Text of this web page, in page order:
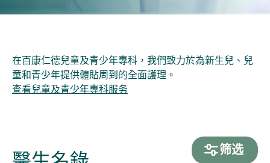
在百康仁德兒童及青少年專科，我們致力於為新生兒、兒
童和青少年提供體貼周到的全面護理。
查看兒童及青少年專科服务
筛选